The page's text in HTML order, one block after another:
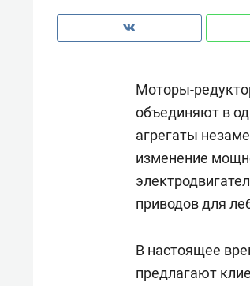
Моторы-
объединяют в
агрегаты
изменение
приводов для
В настоящее
предлагают